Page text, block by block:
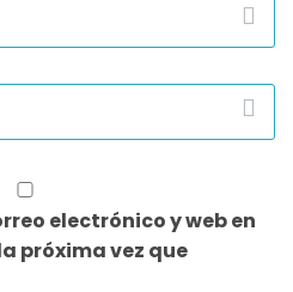
electrónico y web en
próxima vez que